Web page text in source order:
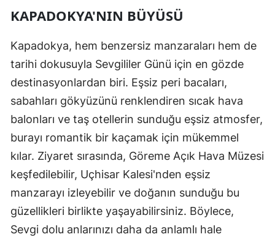
KAPADOKYA'NIN BÜYÜSÜ
Kapadokya, hem benzersiz manzaraları hem de
tarihi dokusuyla Sevgililer Günü için en gözde
destinasyonlardan biri. Eşsiz peri bacaları,
sabahları gökyüzünü renklendiren sıcak hava
balonları ve taş otellerin sunduğu eşsiz atmosfer,
burayı romantik bir kaçamak için mükemmel
kılar. Ziyaret sırasında, Göreme Açık Hava Müzesi
keşfedilebilir, Uçhisar Kalesi'nden eşsiz
manzarayı izleyebilir ve doğanın sunduğu bu
güzellikleri birlikte yaşayabilirsiniz. Böylece,
Sevgi dolu anlarınızı daha da anlamlı hale